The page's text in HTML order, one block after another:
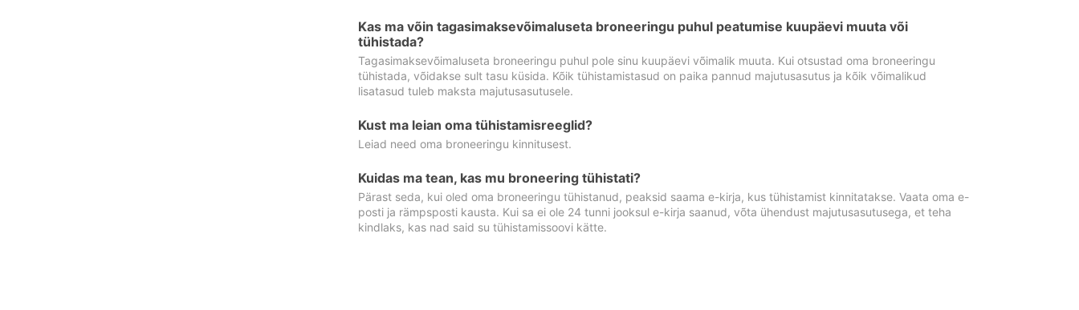
Kas ma võin tagasimaksevõimaluseta broneeringu puhul peatumise kuupäevi muuta või
tühistada?
Tagasimaksevõimaluseta broneeringu puhul pole sinu kuupäevi võimalik muuta. Kui otsustad oma broneeringu
tühistada, võidakse sult tasu küsida. Kõik tühistamistasud on paika pannud majutusasutus ja kõik võimalikud
lisatasud tuleb maksta majutusasutusele.
Kust ma leian oma tühistamisreeglid?
Leiad need oma broneeringu kinnitusest.
Kuidas ma tean, kas mu broneering tühistati?
Pärast seda, kui oled oma broneeringu tühistanud, peaksid saama e-kirja, kus tühistamist kinnitatakse. Vaata oma e-
posti ja rämpsposti kausta. Kui sa ei ole 24 tunni jooksul e-kirja saanud, võta ühendust majutusasutusega, et teha
kindlaks, kas nad said su tühistamissoovi kätte.